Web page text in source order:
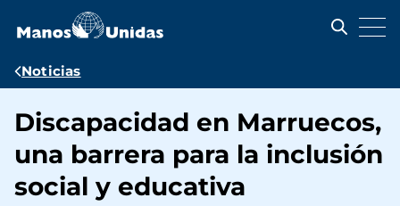
contenido
Ruta
navegación
Noticias
Discapacidad en Marruecos,
una barrera para la inclusión
social y educativa